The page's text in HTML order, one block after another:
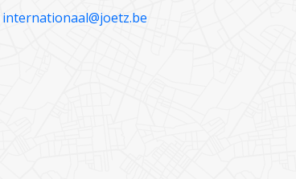
internationaal@joetz.be